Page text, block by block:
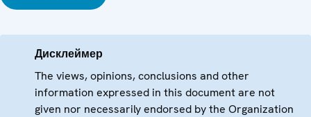
Дисклеймер
The views, opinions, conclusions and other
information expressed in this document are not
given nor necessarily endorsed by the Organization